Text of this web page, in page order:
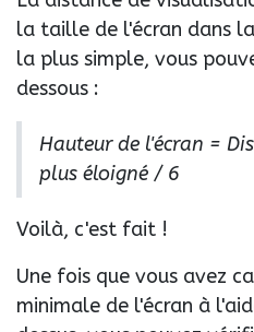
la taille de l'écran dans
la plus simple, vous
dessous :
Hauteur de l'écran =
plus éloigné / 6
Voilà, c'est fait !
Une fois que vous avez
minimale de l'écran à